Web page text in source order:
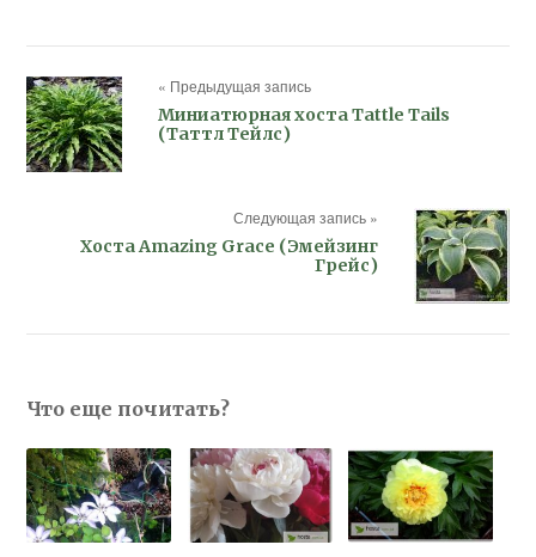
« Предыдущая запись
Миниатюрная хоста Tattle Tails
(Таттл Тейлс)
Следующая запись »
Хоста Amazing Grace (Эмейзинг
Грейс)
Что еще почитать?